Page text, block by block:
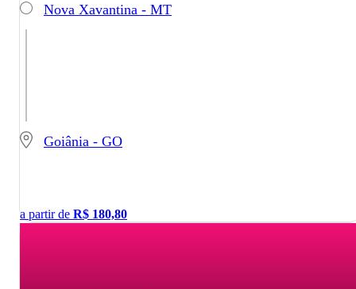
Nova Xavantina - MT
Goiânia - GO
a partir de R$ 180,80